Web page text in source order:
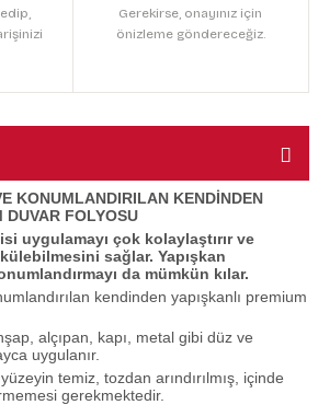
Gerekirse, onayınız için
önizleme göndereceğiz.
KONUMLANDIRILAN KENDİNDEN
DUVAR FOLYOSU
uygulamayı çok kolaylaştırır ve
sağlar. Yapışkan
da mümkün kılar.
kendinden yapışkanlı premium
alçıpan, kapı, metal gibi düz ve
uygulanır.
temiz, tozdan arındırılmış, içinde
gerekmektedir.